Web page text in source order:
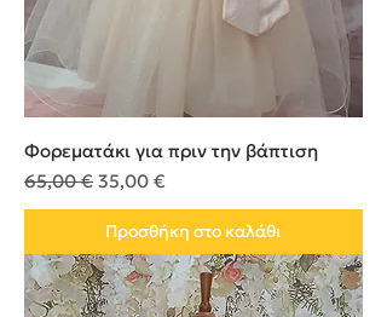
Φορεματάκι για πριν την βάπτιση
Κανονική τιμή
65,00 € Τιμή Έκπτωσης
35,00 €
Προσθήκη στο καλάθι